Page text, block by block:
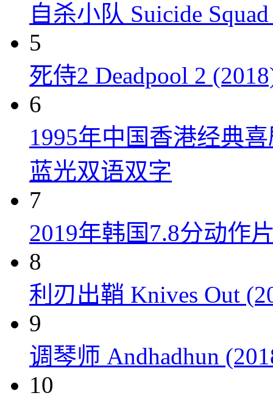
自杀小队 Suicide
5
死侍2 Deadpool 2
6
1995年中国香港经典
蓝光双语双字
7
2019年韩国7.8分动作
8
利刃出鞘 Knives Out
9
调琴师 Andhadhun
10